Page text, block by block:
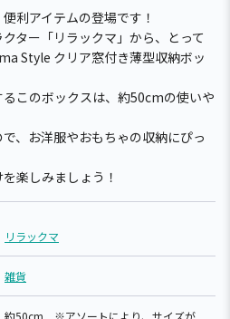
利アイテムの登場です！
ター「リラックマ」から、とって
Style クリア窓付き薄型収納ボッ
このボックスは、約50cmの使いや
、お洋服やおもちゃの収納にぴっ
楽しみましょう！
リラックマ
雑貨
約50cm ※アソートにより、サイズが